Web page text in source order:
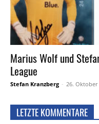
Marius Wolf und
League
Stefan Kranzberg - 26. Oktober
LETZTE KOMMENTARE